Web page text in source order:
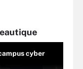
cyber